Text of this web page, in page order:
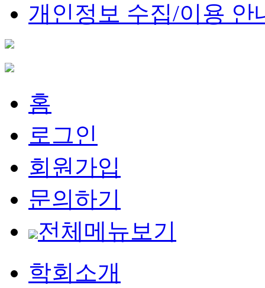
개인정보 수집/이용 안
홈
로그인
회원가입
문의하기
전체메뉴보기
학회소개